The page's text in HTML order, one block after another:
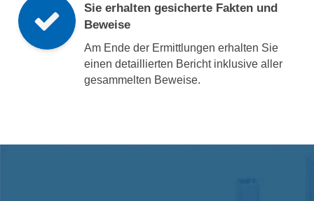
Sie erhalten gesicherte Fakten und
Beweise
Am Ende der Ermittlungen erhalten Sie
einen detaillierten Bericht inklusive aller
gesammelten Beweise.